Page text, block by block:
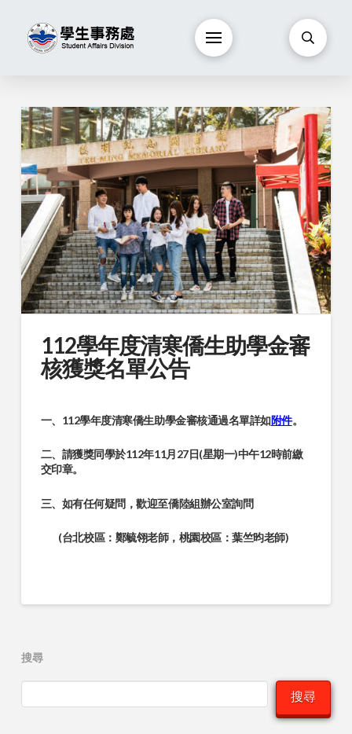
112學年度清寒僑生助學金審
核獲獎名單公告
一、112學年度清寒僑生助學金審核通過名單詳如附件。
二、請獲獎同學於112年11月27日(星期一)中午12時前繳
交印章。
三、如有任何疑問，歡迎至僑陸組辦公室詢問
(台北校區：鄭毓翎老師，桃園校區：葉竺昀老師)
搜尋
搜尋